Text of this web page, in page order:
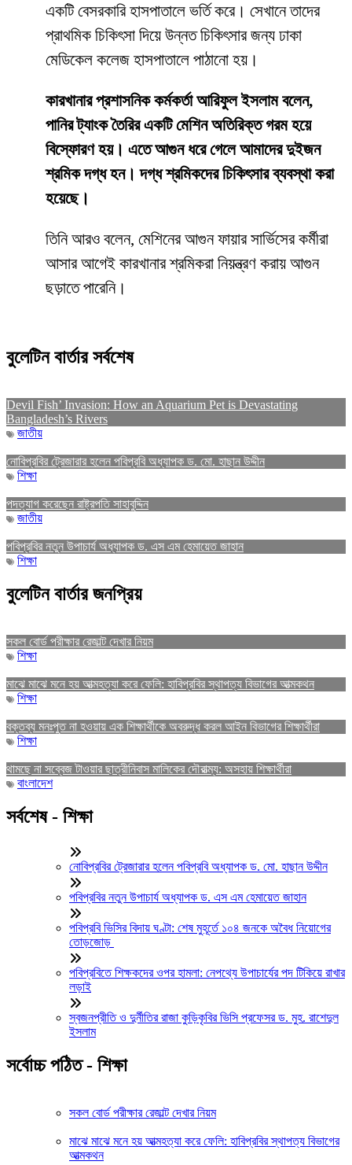
একটি বেসরকারি হাসপাতালে ভর্তি করে। সেখানে তাদের
প্রাথমিক চিকিৎসা দিয়ে উন্নত চিকিৎসার জন্য ঢাকা
মেডিকেল কলেজ হাসপাতালে পাঠানো হয়।
কারখানার প্রশাসনিক কর্মকর্তা আরিফুল ইসলাম বলেন,
পানির ট্যাংক তৈরির একটি মেশিন অতিরিক্ত গরম হয়ে
বিস্ফোরণ হয়। এতে আগুন ধরে গেলে আমাদের দুইজন
শ্রমিক দগ্ধ হন। দগ্ধ শ্রমিকদের চিকিৎসার ব্যবস্থা করা
হয়েছে।
তিনি আরও বলেন, মেশিনের আগুন ফায়ার সার্ভিসের কর্মীরা
আসার আগেই কারখানার শ্রমিকরা নিয়ন্ত্রণ করায় আগুন
ছড়াতে পারেনি।
বুলেটিন বার্তার সর্বশেষ
Devil Fish’ Invasion: How an Aquarium Pet is Devastating
Bangladesh’s Rivers
জাতীয়
নোবিপ্রবির ট্রেজারার হলেন পবিপ্রবি অধ্যাপক ড. মো. হাছান উদ্দীন
শিক্ষা
পদত্যাগ করেছেন রাষ্ট্রপতি সাহাবুদ্দিন
জাতীয়
পবিপ্রবির নতুন উপাচার্য অধ্যাপক ড. এস এম হেমায়েত জাহান
শিক্ষা
বুলেটিন বার্তার জনপ্রিয়
সকল বোর্ড পরীক্ষার রেজাল্ট দেখার নিয়ম
শিক্ষা
মাঝে মাঝে মনে হয় আত্মহত্যা করে ফেলি: হাবিপ্রবির স্থাপত্য বিভাগের আত্মকথন
শিক্ষা
বক্তব্য মনঃপুত না হওয়ায় এক শিক্ষার্থীকে অবরুদ্ধ করল আইন বিভাগের শিক্ষার্থীরা
শিক্ষা
থামছে না সব্বেজ টাওয়ার ছাত্রীনিবাস মালিকের দৌরাত্ম্য: অসহায় শিক্ষার্থীরা
বাংলাদেশ
সর্বশেষ - শিক্ষা
নোবিপ্রবির ট্রেজারার হলেন পবিপ্রবি অধ্যাপক ড. মো. হাছান উদ্দীন
পবিপ্রবির নতুন উপাচার্য অধ্যাপক ড. এস এম হেমায়েত জাহান
পবিপ্রবি ভিসির বিদায় ঘণ্টা: শেষ মুহূর্তে ১০৪ জনকে অবৈধ নিয়োগের
তোড়জোড়
পবিপ্রবিতে শিক্ষকদের ওপর হামলা: নেপথ্যে উপাচার্যের পদ টিকিয়ে রাখার
লড়াই
স্বজনপ্রীতি ও দুর্নীতির রাজা কুড়িকৃবির ভিসি প্রফেসর ড. মুহ. রাশেদুল
ইসলাম
সর্বোচ্চ পঠিত - শিক্ষা
সকল বোর্ড পরীক্ষার রেজাল্ট দেখার নিয়ম
মাঝে মাঝে মনে হয় আত্মহত্যা করে ফেলি: হাবিপ্রবির স্থাপত্য বিভাগের
আত্মকথন